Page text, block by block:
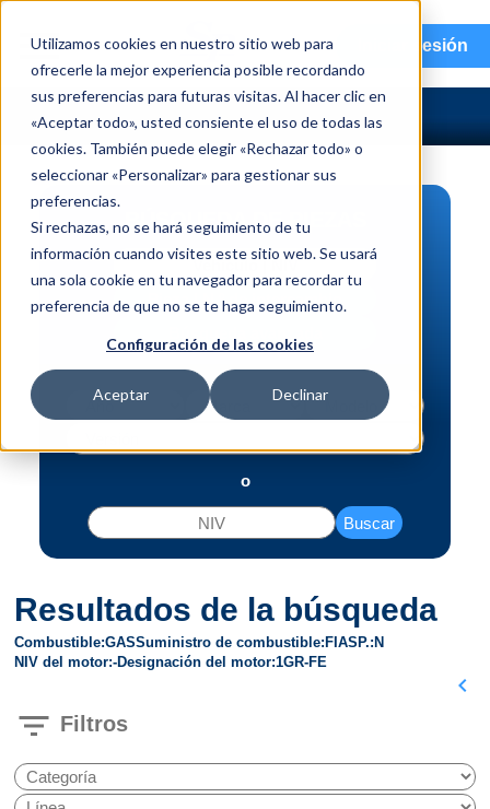
Utilizamos cookies en nuestro sitio web para
ofrecerle la mejor experiencia posible recordando
sus preferencias para futuras visitas. Al hacer clic en
«Aceptar todo», usted consiente el uso de todas las
cookies. También puede elegir «Rechazar todo» o
seleccionar «Personalizar» para gestionar sus
preferencias.
Si rechazas, no se hará seguimiento de tu
información cuando visites este sitio web. Se usará
una sola cookie en tu navegador para recordar tu
preferencia de que no se te haga seguimiento.
Configuración de las cookies
Aceptar Declinar
menu Iniciar sesión
BÚSQUEDA DE PIEZAS
Vehículo | NIV
Pieza | N.º de intercambio
o
Buscar
Resultados de la búsqueda
Combustible GASSuministro de combustible FI ASP. N
NIV del motor -Designación del motor 1GR-FE
chevron_left
filter_list Filtros